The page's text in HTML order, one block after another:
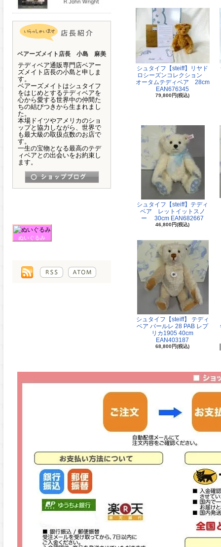
ベアーズメイト店長 小島 麻美
テディベア通販専門店ベアー
ズメイト店長の小島と申しま
す。
ベアーズメイトはシュタイフ
をはじめとするテディベアを
心から愛する世界中の仲間た
ちの結びつきから生まれまし
た。
本場ドイツやアメリカのショ
ップと協力しながら、世界で
も最大級の取扱点数のお店で
す。
一生の宝物となる最高のテデ
ィベアとの出会いをお約束し
ます。
ぬいぐるみ
シュタイフ【steiff】リヤド
ロシーズンコレクション
オータムテディベア 28cm
EAN676345
79,800円(税込)
シュタイフ【steiff】テディ
ベア レットイットスノ
ー 30cm EAN682667
46,800円(税込)
シュタイフ【steiff】 テディ
ベア バールレ 28 PAB レプ
リカ1905 40cm
EAN403187
68,800円(税込)